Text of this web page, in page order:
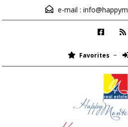
e-mail :
Favorites